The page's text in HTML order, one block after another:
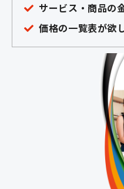
サービス・商品の
価格の一覧表が欲